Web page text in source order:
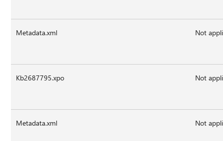
Metadata.xml Not
Kb2687795.xpo Not
Metadata.xml Not